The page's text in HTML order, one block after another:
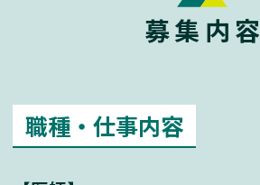
募集内容
職種・仕事内容